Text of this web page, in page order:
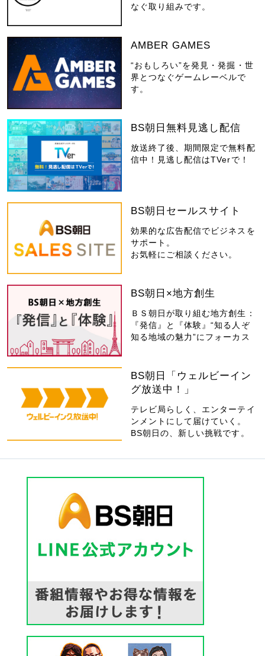
なぐ取り組みです。
AMBER GAMES
“おもしろい”を発見・発掘・世
界とつなぐゲームレーベルで
す。
BS朝日無料見逃し配信
放送終了後、期間限定で無料配
信中！見逃し配信はTVerで！
BS朝日セールスサイト
効果的な広告配信でビジネスを
サポート。
お気軽にご相談ください。
BS朝日×地方創生
ＢＳ朝日が取り組む地方創生：
『発信』と『体験』“知る人ぞ
知る地域の魅力”にフォーカス
BS朝日「ウェルビーイン
グ放送中！」
テレビ局らしく、エンターテイ
ンメントにして届けていく。
BS朝日の、新しい挑戦です。